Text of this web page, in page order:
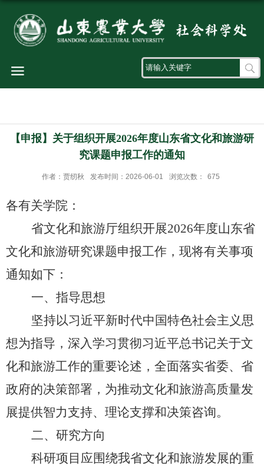
【申报】关于组织开展2026年度山东省文化和旅游研
究课题申报工作的通知
作者：贾纫秋 发布时间：2026-06-01 浏览次数： 675
各有关学院 ：
省文化和旅游厅组织开展2026年度山东省
文化和旅游研究课题申报工作，现将有关事项
通知如下：
一、指导思想
坚持以习近平新时代中国特色社会主义思
想为指导，深入学习贯彻习近平总书记关于文
化和旅游工作的重要论述，全面落实省委、省
政府的决策部署，为推动文化和旅游高质量发
展提供智力支持、理论支撑和决策咨询。
二、研究方向
科研项目应围绕我省文化和旅游发展的重